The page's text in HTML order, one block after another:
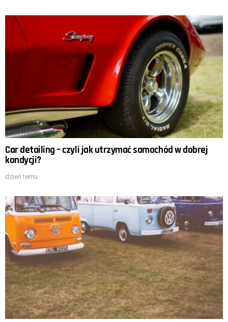
Car detailing – czyli jak utrzymać samochód w dobrej
kondycji?
dzień temu